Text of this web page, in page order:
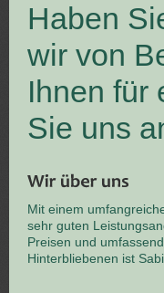
Haben
wir von
Ihnen für
Sie uns
Mit einem
sehr guten
Preisen und
Hinterbliebenen ist